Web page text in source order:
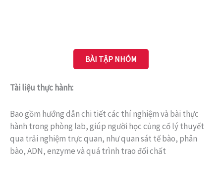
BÀI TẬP NHÓM
Tài liệu thực hành:
Bao gồm hướng dẫn chi tiết các thí nghiệm và bài thực
hành trong phòng lab, giúp người học củng cố lý thuyết
qua trải nghiệm trực quan, như quan sát tế bào, phân
bào, ADN, enzyme và quá trình trao đổi chất